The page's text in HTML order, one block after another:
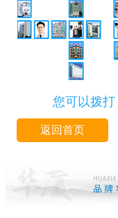
您可以拨打
返回首页